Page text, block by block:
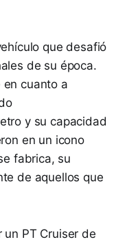
que desafió
de su época.
en cuanto a
y su capacidad
en un icono
fabrica, su
de aquellos que
PT Cruiser de